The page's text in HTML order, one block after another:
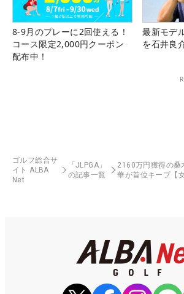
8-9月のプレーに2回使える！
コース限定2,000円クーポン
配布中！
最新モデ
を石井良
ゴルフ総合サ
イト ALBA
Net
「JLPGA」
の記事一覧
2160万円獲得の
華が首位キープ【